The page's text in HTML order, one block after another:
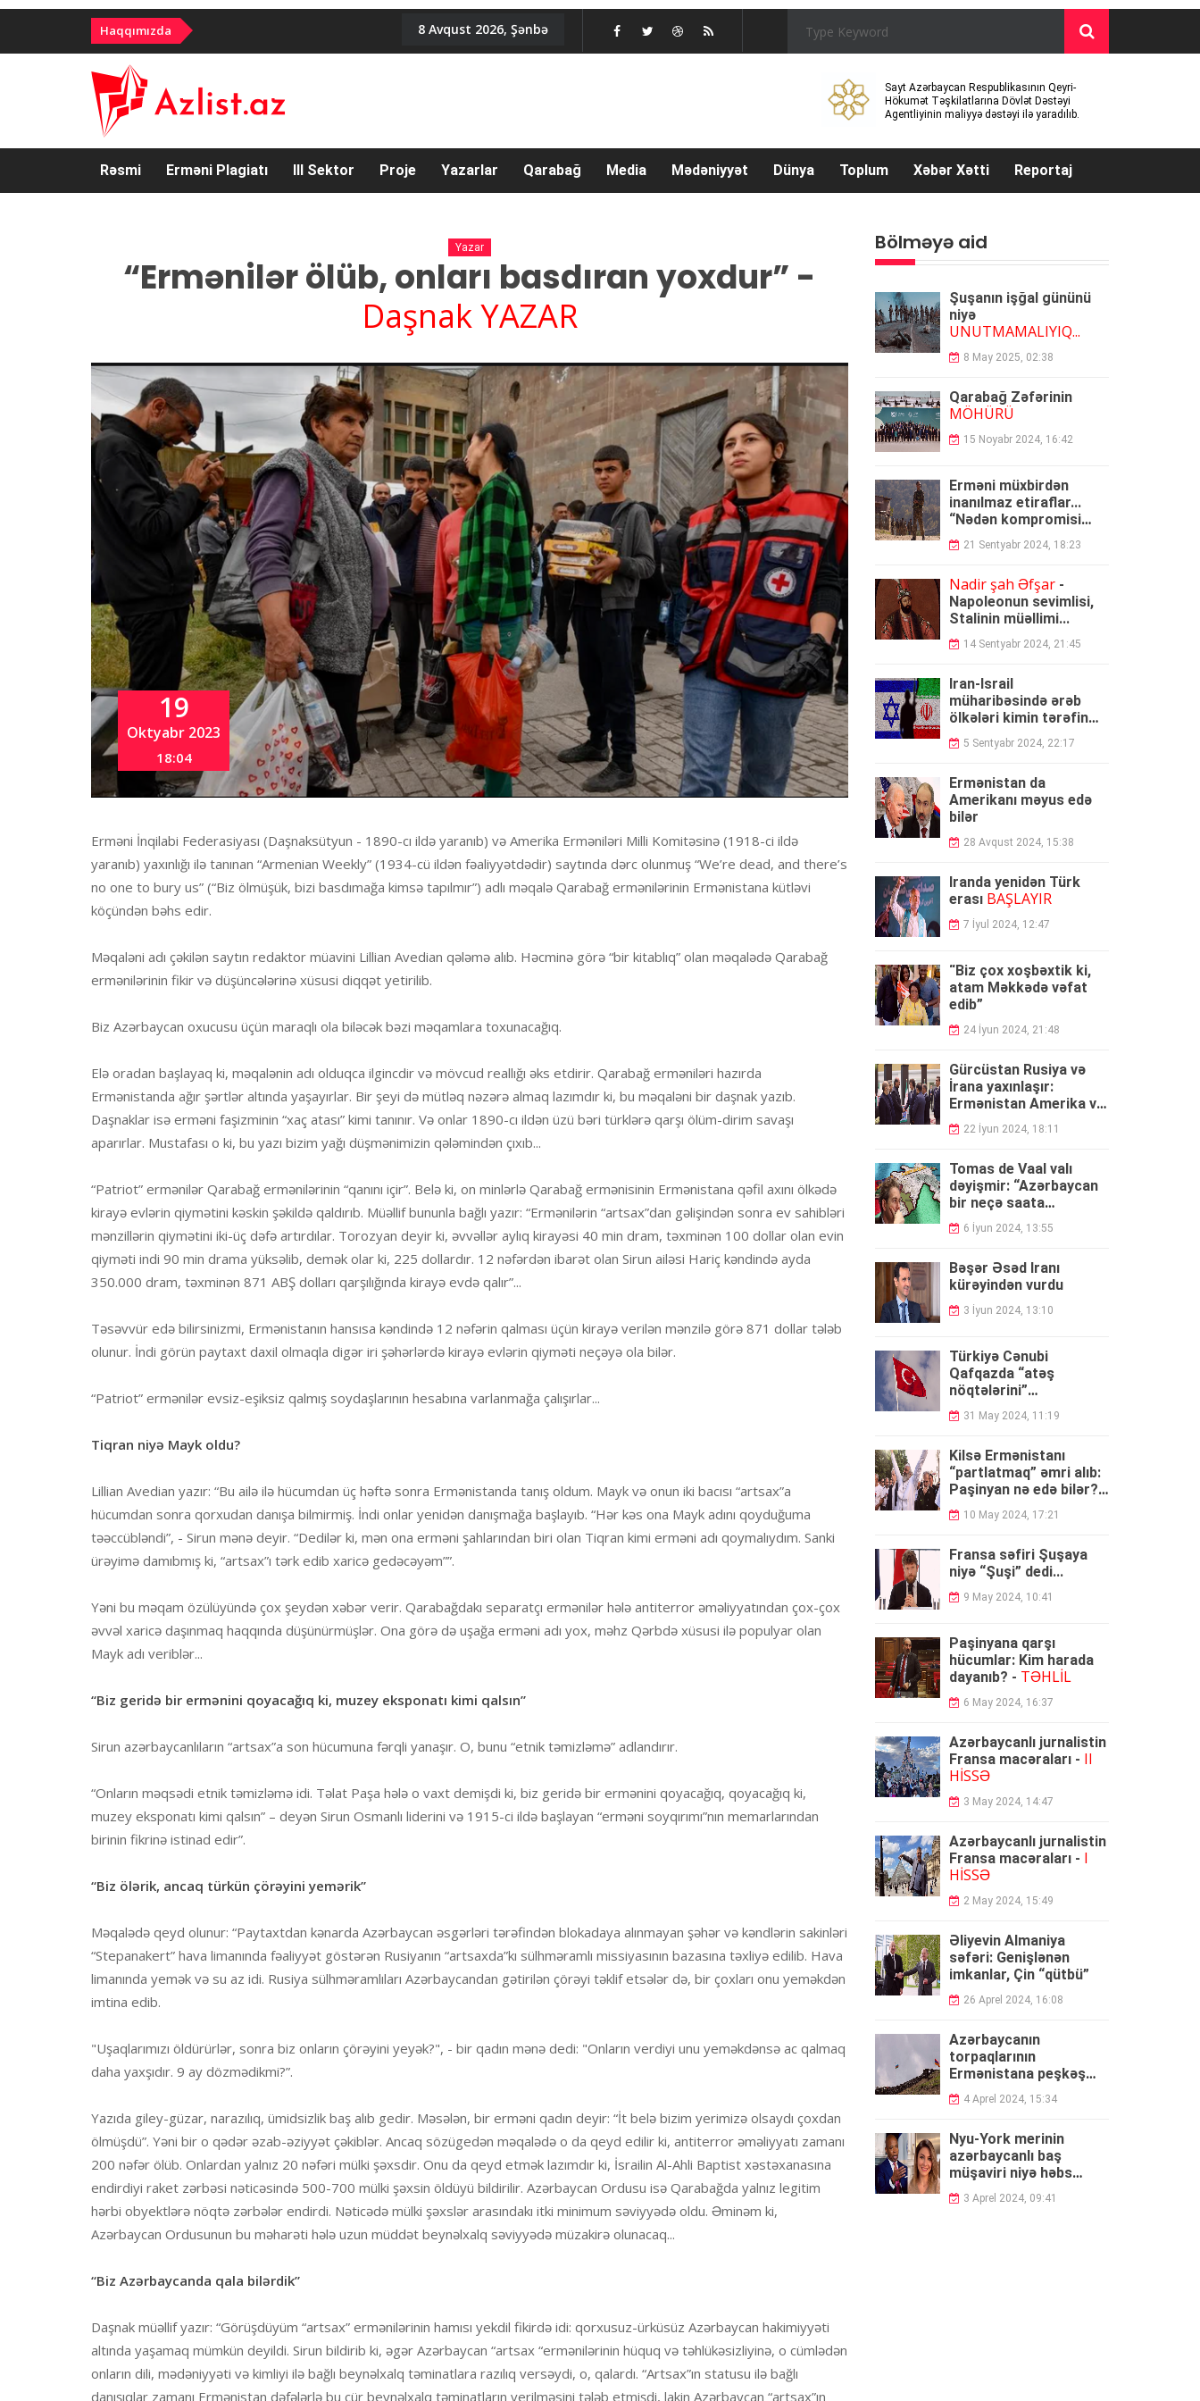
Haqqımızda 8 Avqust 2026, Şənbə
Sayt Azərbaycan Respublikasının Qeyri-
Hökumət Təşkilatlarına Dövlət Dəstəyi
Agentliyinin maliyyə dəstəyi ilə yaradılıb.
Rəsmi Erməni Plagiatı III Sektor Proje Yazarlar Qarabağ Media Mədəniyyət Dünya Toplum Xəbər Xətti Reportaj
Yazar
“Ermənilər ölüb, onları basdıran yoxdur” -
Daşnak YAZAR
19
Oktyabr 2023
18:04
Erməni İnqilabi Federasiyası (Daşnaksütyun - 1890-cı ildə yaranıb) və Amerika Erməniləri Milli Komitəsinə (1918-ci ildə
yaranıb) yaxınlığı ilə tanınan “Armenian Weekly” (1934-cü ildən fəaliyyətdədir) saytında dərc olunmuş “We’re dead, and there’s
no one to bury us” (“Biz ölmüşük, bizi basdımağa kimsə tapılmır”) adlı məqalə Qarabağ ermənilərinin Ermənistana kütləvi
köçündən bəhs edir.
Məqaləni adı çəkilən saytın redaktor müavini Lillian Avedian qələmə alıb. Həcminə görə “bir kitablıq” olan məqalədə Qarabağ
ermənilərinin fikir və düşüncələrinə xüsusi diqqət yetirilib.
Biz Azərbaycan oxucusu üçün maraqlı ola biləcək bəzi məqamlara toxunacağıq.
Elə oradan başlayaq ki, məqalənin adı olduqca ilgincdir və mövcud reallığı əks etdirir. Qarabağ erməniləri hazırda
Ermənistanda ağır şərtlər altında yaşayırlar. Bir şeyi də mütləq nəzərə almaq lazımdır ki, bu məqaləni bir daşnak yazıb.
Daşnaklar isə erməni faşizminin “xaç atası” kimi tanınır. Və onlar 1890-cı ildən üzü bəri türklərə qarşı ölüm-dirim savaşı
aparırlar. Mustafası o ki, bu yazı bizim yağı düşmənimizin qələmindən çıxıb...
“Patriot” ermənilər Qarabağ ermənilərinin “qanını içir”. Belə ki, on minlərlə Qarabağ ermənisinin Ermənistana qəfil axını ölkədə
kirayə evlərin qiymətini kəskin şəkildə qaldırıb. Müəllif bununla bağlı yazır: “Ermənilərin “artsax”dan gəlişindən sonra ev sahibləri
mənzillərin qiymətini iki-üç dəfə artırdılar. Torozyan deyir ki, əvvəllər aylıq kirayəsi 40 min dram, təxminən 100 dollar olan evin
qiyməti indi 90 min drama yüksəlib, demək olar ki, 225 dollardır. 12 nəfərdən ibarət olan Sirun ailəsi Hariç kəndində ayda
350.000 dram, təxminən 871 ABŞ dolları qarşılığında kirayə evdə qalır”...
Təsəvvür edə bilirsinizmi, Ermənistanın hansısa kəndində 12 nəfərin qalması üçün kirayə verilən mənzilə görə 871 dollar tələb
olunur. İndi görün paytaxt daxil olmaqla digər iri şəhərlərdə kirayə evlərin qiyməti neçəyə ola bilər.
“Patriot” ermənilər evsiz-eşiksiz qalmış soydaşlarının hesabına varlanmağa çalışırlar...
Tiqran niyə Mayk oldu?
Lillian Avedian yazır: “Bu ailə ilə hücumdan üç həftə sonra Ermənistanda tanış oldum. Mayk və onun iki bacısı “artsax”a
hücumdan sonra qorxudan danışa bilmirmiş. İndi onlar yenidən danışmağa başlayıb. “Hər kəs ona Mayk adını qoyduğuma
təəccübləndi”, - Sirun mənə deyir. “Dedilər ki, mən ona erməni şahlarından biri olan Tiqran kimi erməni adı qoymalıydım. Sanki
ürəyimə damıbmış ki, “artsax”ı tərk edib xaricə gedəcəyəm””.
Yəni bu məqam özülüyündə çox şeydən xəbər verir. Qarabağdakı separatçı ermənilər hələ antiterror əməliyyatından çox-çox
əvvəl xaricə daşınmaq haqqında düşünürmüşlər. Ona görə də uşağa erməni adı yox, məhz Qərbdə xüsusi ilə populyar olan
Mayk adı veriblər...
“Biz geridə bir ermənini qoyacağıq ki, muzey eksponatı kimi qalsın”
Sirun azərbaycanlıların “artsax”a son hücumuna fərqli yanaşır. O, bunu “etnik təmizləmə” adlandırır.
“Onların məqsədi etnik təmizləmə idi. Təlat Paşa hələ o vaxt demişdi ki, biz geridə bir ermənini qoyacağıq, qoyacağıq ki,
muzey eksponatı kimi qalsın” – deyən Sirun Osmanlı liderini və 1915-ci ildə başlayan “erməni soyqırımı”nın memarlarından
birinin fikrinə istinad edir”.
“Biz ölərik, ancaq türkün çörəyini yemərik”
Məqalədə qeyd olunur: “Paytaxtdan kənarda Azərbaycan əsgərləri tərəfindən blokadaya alınmayan şəhər və kəndlərin sakinləri
“Stepanakert” hava limanında fəaliyyət göstərən Rusiyanın “artsaxda”kı sülhməramlı missiyasının bazasına təxliyə edilib. Hava
limanında yemək və su az idi. Rusiya sülhməramlıları Azərbaycandan gətirilən çörəyi təklif etsələr də, bir çoxları onu yeməkdən
imtina edib.
"Uşaqlarımızı öldürürlər, sonra biz onların çörəyini yeyək?", - bir qadın mənə dedi: "Onların verdiyi unu yeməkdənsə ac qalmaq
daha yaxşıdır. 9 ay dözmədikmi?”.
Yazıda giley-güzar, narazılıq, ümidsizlik baş alıb gedir. Məsələn, bir erməni qadın deyir: “İt belə bizim yerimizə olsaydı çoxdan
ölmüşdü”. Yəni bir o qədər əzab-əziyyət çəkiblər. Ancaq sözügedən məqalədə o da qeyd edilir ki, antiterror əməliyyatı zamanı
200 nəfər ölüb. Onlardan yalnız 20 nəfəri mülki şəxsdir. Onu da qeyd etmək lazımdır ki, İsrailin Al-Ahli Baptist xəstəxanasına
endirdiyi raket zərbəsi nəticəsində 500-700 mülki şəxsin öldüyü bildirilir. Azərbaycan Ordusu isə Qarabağda yalnız legitim
hərbi obyektlərə nöqtə zərbələr endirdi. Nəticədə mülki şəxslər arasındakı itki minimum səviyyədə oldu. Əminəm ki,
Azərbaycan Ordusunun bu məharəti hələ uzun müddət beynəlxalq səviyyədə müzakirə olunacaq...
“Biz Azərbaycanda qala bilərdik”
Daşnak müəllif yazır: “Görüşdüyüm “artsax” ermənilərinin hamısı yekdil fikirdə idi: qorxusuz-ürküsüz Azərbaycan hakimiyyəti
altında yaşamaq mümkün deyildi. Sirun bildirib ki, əgər Azərbaycan “artsax “ermənilərinin hüquq və təhlükəsizliyinə, o cümlədən
onların dili, mədəniyyəti və kimliyi ilə bağlı beynəlxalq təminatlara razılıq versəydi, o, qalardı. “Artsax”ın statusu ilə bağlı
danışıqlar zamanı Ermənistan dəfələrlə bu cür beynəlxalq təminatların verilməsini tələb etmişdi, lakin Azərbaycan “artsax”ın
Bölməyə aid
Şuşanın işğal gününü
niyə
UNUTMAMALIYIQ...
8 May 2025, 02:38
Qarabağ Zəfərinin
MÖHÜRÜ
15 Noyabr 2024, 16:42
Erməni müxbirdən
inanılmaz etiraflar...
“Nədən kompromisi
yox, müharibəni
seçdik?”
21 Sentyabr 2024, 18:23
Nadir şah Əfşar-
Napoleonun sevimlisi,
Stalinin müəllimi...
14 Sentyabr 2024, 21:45
İran-İsrail
müharibəsində ərəb
ölkələri kimin tərəfin
tutacaq?
5 Sentyabr 2024, 22:17
Ermənistan da
Amerikanı məyus edə
bilər
28 Avqust 2024, 15:38
İranda yenidən Türk
erası BAŞLAYIR
7 İyul 2024, 12:47
“Biz çox xoşbəxtik ki,
atam Məkkədə vəfat
edib”
24 İyun 2024, 21:48
Gürcüstan Rusiya və
İrana yaxınlaşır:
Ermənistan Amerika və
Fransadan yapışıb, biz
isə...22 İyun 2024, 18:11
Tomas de Vaal valı
dəyişmir: “Azərbaycan
bir neçə saata
Zəngəzuru götürə
bilər...”
6 İyun 2024, 13:55
Bəşər Əsəd İranı
kürəyindən vurdu
3 İyun 2024, 13:10
Türkiyə Cənubi
Qafqazda “atəş
nöqtələrini”
balanslaşdırır - TƏHLİL
31 May 2024, 11:19
Kilsə Ermənistanı
“partlatmaq” əmri alıb:
Paşinyan nə edə bilər? -
TƏHLİL
10 May 2024, 17:21
Fransa səfiri Şuşaya
niyə “Şuşi” dedi...
9 May 2024, 10:41
Paşinyana qarşı
hücumlar: Kim harada
dayanıb? - TƏHLİL
6 May 2024, 16:37
Azərbaycanlı jurnalistin
Fransa macəraları - II
HİSSƏ
3 May 2024, 14:47
Azərbaycanlı jurnalistin
Fransa macəraları - I
HİSSƏ
2 May 2024, 15:49
Əliyevin Almaniya
səfəri: Genişlənən
imkanlar, Çin “qütbü”
26 Aprel 2024, 16:08
Azərbaycanın
torpaqlarının
Ermənistana peşkəş
edilməsi - FAKTLAR
4 Aprel 2024, 15:34
Nyu-York merinin
azərbaycanlı baş
müşaviri niyə həbs
olundu?
3 Aprel 2024, 09:41